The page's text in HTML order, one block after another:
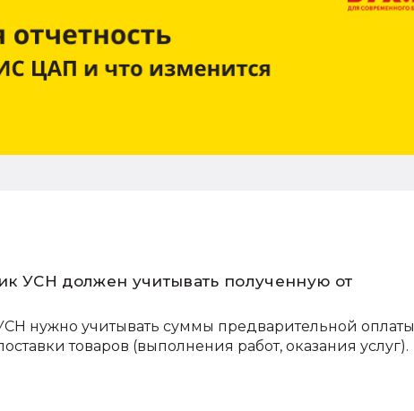
УСН должен учитывать полученную от
нужно учитывать суммы предварительной оплаты
товаров (выполнения работ, оказания услуг).